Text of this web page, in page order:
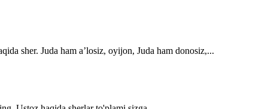
sher. Juda ham a’losiz, oyijon, Juda ham donosiz,...